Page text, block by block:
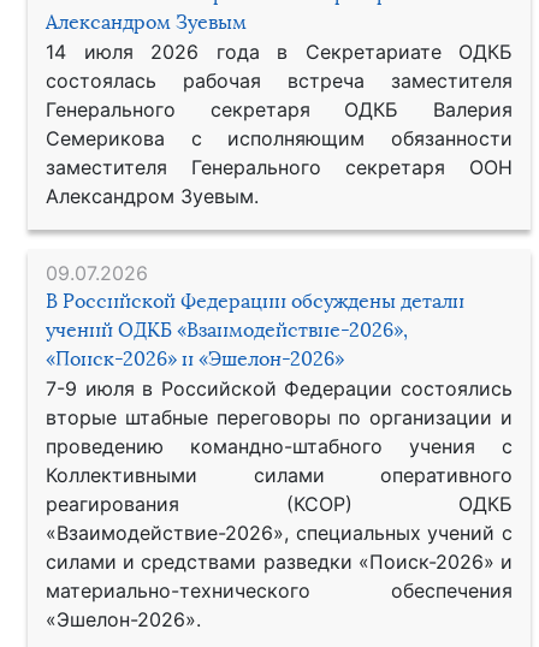
Александром Зуевым
14 июля 2026 года в Секретариате ОДКБ
состоялась рабочая встреча заместителя
Генерального секретаря ОДКБ Валерия
Семерикова с исполняющим обязанности
заместителя Генерального секретаря ООН
Александром Зуевым.
09.07.2026
В Российской Федерации обсуждены детали
учений ОДКБ «Взаимодействие-2026»,
«Поиск-2026» и «Эшелон-2026»
7-9 июля в Российской Федерации состоялись
вторые штабные переговоры по организации и
проведению командно-штабного учения с
Коллективными силами оперативного
реагирования (КСОР) ОДКБ
«Взаимодействие-2026», специальных учений с
силами и средствами разведки «Поиск-2026» и
материально-технического обеспечения
«Эшелон-2026».